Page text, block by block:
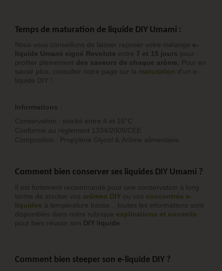
Temps de maturation de liquide DIY Umami :
Nous vous conseillons de laisser reposer votre mélange e-
liquide Umami signé Revolute entre 7 et 15 jours pour
profiter pleinement des saveurs de chaque arôme. Pour en
savoir plus, consulter notre page sur la maturation d’un e-
liquide DIY !
Informations
Conservation : stocké entre 4 et 16°C
Conforme au règlement 1334/2008/CEE
Composition : Propylène Glycol & Arôme alimentaire
Comment bien conserver ses liquides DIY Umami ?
Il est fortement recommandé pour une conservation à long
terme de stocker vos arômes DIY ou vos concentrés e-
liquides à température basse... toutes les informations sont
disponibles dans notre rubrique explications et conseils
pour bien réussir son DIY liquide
Comment bien steeper son e-liquide DIY ?